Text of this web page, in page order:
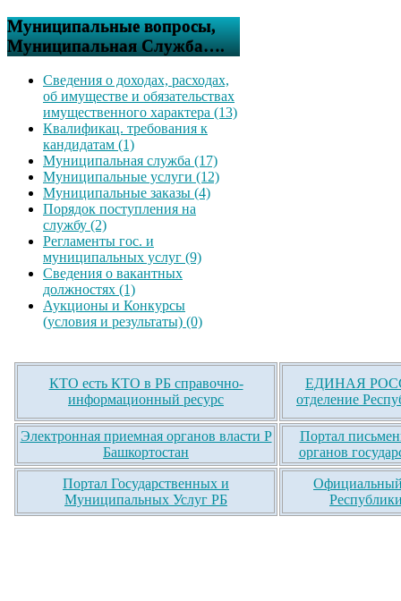
Муниципальные вопросы,
Муниципальная Служба….
Сведения о доходах, расходах,
об имуществе и обязательствах
имущественного характера (13)
Квалификац. требования к
кандидатам (1)
Муниципальная служба (17)
Муниципальные услуги (12)
Муниципальные заказы (4)
Порядок поступления на
службу (2)
Регламенты гос. и
муниципальных услуг (9)
Сведения о вакантных
должностях (1)
Аукционы и Конкурсы
(условия и результаты) (0)
КТО есть КТО в РБ справочно-
информационный ресурс
ЕДИНАЯ
отделение
Электронная приемная органов власти Р
Башкортостан
Портал
органов
Портал Государственных и
Муниципальных Услуг РБ
Официальный